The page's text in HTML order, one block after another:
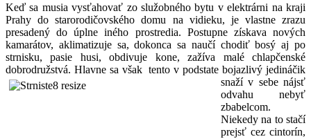
Keď sa musia vysťahovať zo služobného bytu v elektrárni na kraji
Prahy do starorodičovského domu na vidieku, je vlastne zrazu
presadený do úplne iného prostredia. Postupne získava nových
kamarátov, aklimatizuje sa, dokonca sa naučí chodiť bosý aj po
strnisku, pasie husi, obdivuje kone, zažíva malé chlapčenské
dobrodružstvá. Hlavne sa však tento v podstatebojazlivý jedináčik
snaží v sebe nájsť
odvahu nebyť
zbabelcom.
Niekedy na to stačí
prejsť cez cintorín,